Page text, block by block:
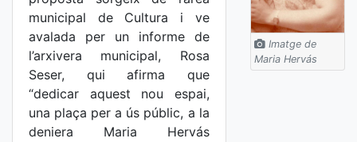
municipal de Cultura i ve
avalada per un informe de
l’arxivera municipal, Rosa
Seser, qui afirma que
“dedicar aquest nou espai,
una plaça per a ús públic, a la
deniera Maria Hervás
Imatge de
Maria Hervás